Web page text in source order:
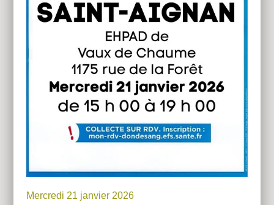
Mercredi 21 janvier 2026